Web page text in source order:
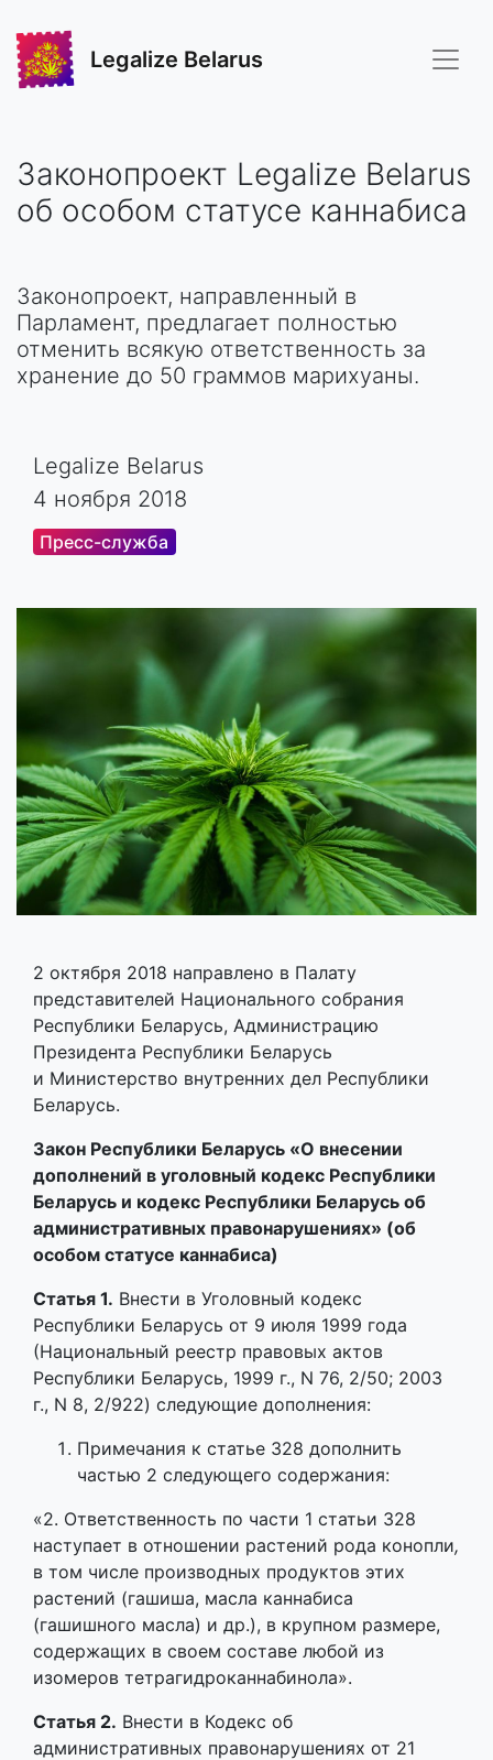
Legalize Belarus
Законопроект Legalize Belarus
об особом статусе каннабиса
Законопроект, направленный в
Парламент, предлагает полностью
отменить всякую ответственность за
хранение до 50 граммов марихуаны.
Legalize Belarus
4 ноября 2018
Пресс-служба
2 октября 2018 направлено в Палату
представителей Национального собрания
Республики Беларусь, Администрацию
Президента Республики Беларусь
и Министерство внутренних дел Республики
Беларусь.
Закон Республики Беларусь «О внесении
дополнений в уголовный кодекс Республики
Беларусь и кодекс Республики Беларусь об
административных правонарушениях» (об
особом статусе каннабиса)
Статья 1. Внести в Уголовный кодекс
Республики Беларусь от 9 июля 1999 года
(Национальный реестр правовых актов
Республики Беларусь, 1999 г., N 76, 2/50; 2003
г., N 8, 2/922) следующие дополнения:
Примечания к статье 328 дополнить
частью 2 следующего содержания:
«2. Ответственность по части 1 статьи 328
наступает в отношении растений рода конопли,
в том числе производных продуктов этих
растений (гашиша, масла каннабиса
(гашишного масла) и др.), в крупном размере,
содержащих в своем составе любой из
изомеров тетрагидроканнабинола».
Статья 2. Внести в Кодекс об
административных правонарушениях от 21